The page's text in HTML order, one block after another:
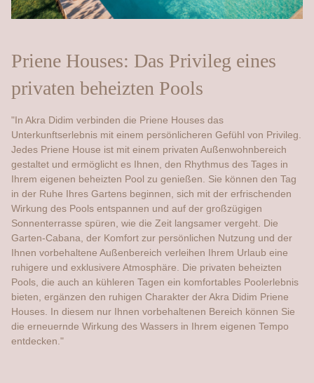
Priene Houses: Das Privileg eines
privaten beheizten Pools
"In Akra Didim verbinden die Priene Houses das
Unterkunftserlebnis mit einem persönlicheren Gefühl von Privileg.
Jedes Priene House ist mit einem privaten Außenwohnbereich
gestaltet und ermöglicht es Ihnen, den Rhythmus des Tages in
Ihrem eigenen beheizten Pool zu genießen. Sie können den Tag
in der Ruhe Ihres Gartens beginnen, sich mit der erfrischenden
Wirkung des Pools entspannen und auf der großzügigen
Sonnenterrasse spüren, wie die Zeit langsamer vergeht. Die
Garten-Cabana, der Komfort zur persönlichen Nutzung und der
Ihnen vorbehaltene Außenbereich verleihen Ihrem Urlaub eine
ruhigere und exklusivere Atmosphäre. Die privaten beheizten
Pools, die auch an kühleren Tagen ein komfortables Poolerlebnis
bieten, ergänzen den ruhigen Charakter der Akra Didim Priene
Houses. In diesem nur Ihnen vorbehaltenen Bereich können Sie
die erneuernde Wirkung des Wassers in Ihrem eigenen Tempo
entdecken."